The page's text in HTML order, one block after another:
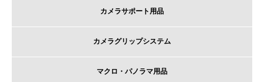
カメラサポート用品
カメラグリップシステム
マクロ・パノラマ用品